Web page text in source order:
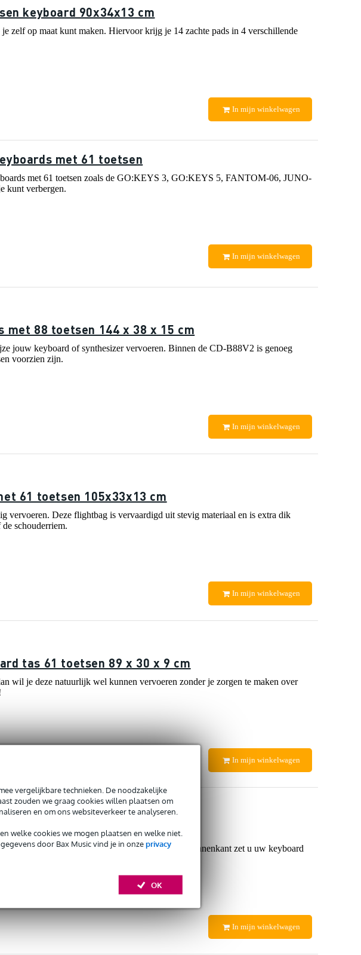
vergelijkbare technieken. De noodzakelijke
zouden we graag cookies willen plaatsen om
en om ons websiteverkeer te analyseren.
welke cookies we mogen plaatsen en welke niet.
door Bax Music vind je in onzeprivacy
OK
keyboard 90x34x13 cm
zelf op maat kunt maken. Hiervoor krijg je 14 zachte pads in 4 verschillende
In mijn winkelwagen
met 61 toetsen
met 61 toetsen zoals de GO:KEYS 3, GO:KEYS 5, FANTOM-06, JUNO-
kunt verbergen.
In mijn winkelwagen
met 88 toetsen 144 x 38 x 15 cm
jouw keyboard of synthesizer vervoeren. Binnen de CD-B88V2 is genoeg
voorzien zijn.
In mijn winkelwagen
61 toetsen 105x33x13 cm
vervoeren. Deze flightbag is vervaardigd uit stevig materiaal en is extra dik
schouderriem.
In mijn winkelwagen
tas 61 toetsen 89 x 30 x 9 cm
je deze natuurlijk wel kunnen vervoeren zonder je zorgen te maken over
In mijn winkelwagen
keyboard, 146 x 46 x 15 cm
u makkelijk. Met de verstelbare banden aan de binnenkant zet u uw keyboard
In mijn winkelwagen